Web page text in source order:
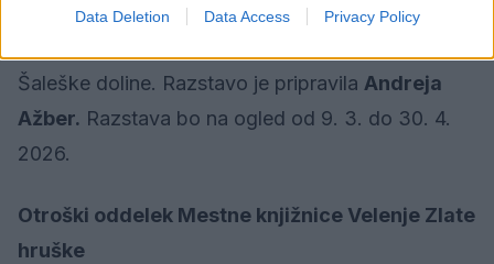
Data Deletion Data Access Privacy Policy
rojenih v 19. in prvih dveh desetletjih 20. stoletja,
Šaleške doline. Razstavo je pripravila Andreja
Ažber. Razstava bo na ogled od 9. 3. do 30. 4.
2026.
Otroški oddelek Mestne knjižnice Velenje Zlate
hruške